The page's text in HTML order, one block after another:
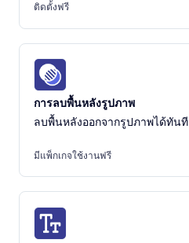
ติดตั้งฟรี
การลบพื้นหลังรูปภาพ
ลบพื้นหลังออกจากรูปภาพได้ทันที
มีแพ็กเกจใช้งานฟรี